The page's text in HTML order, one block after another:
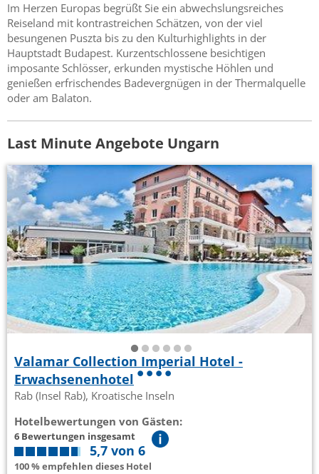
Im Herzen Europas begrüßt Sie ein abwechslungsreiches
Reiseland mit kontrastreichen Schätzen, von der viel
besungenen Puszta bis zu den Kulturhighlights in der
Hauptstadt Budapest. Kurzentschlossene besichtigen
imposante Schlösser, erkunden mystische Höhlen und
genießen erfrischendes Badevergnügen in der Thermalquelle
oder am Balaton.
Last Minute Angebote Ungarn
Valamar Collection Imperial Hotel -
Erwachsenenhotel
Rab (Insel Rab), Kroatische Inseln
Hotelbewertungen von Gästen:
6 Bewertungen insgesamt
5,7 von 6
100 % empfehlen dieses Hotel